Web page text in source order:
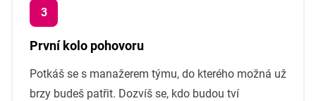
První kolo pohovoru
Potkáš se s manažerem týmu, do kterého možná už
brzy budeš patřit. Dozvíš se, kdo budou tví